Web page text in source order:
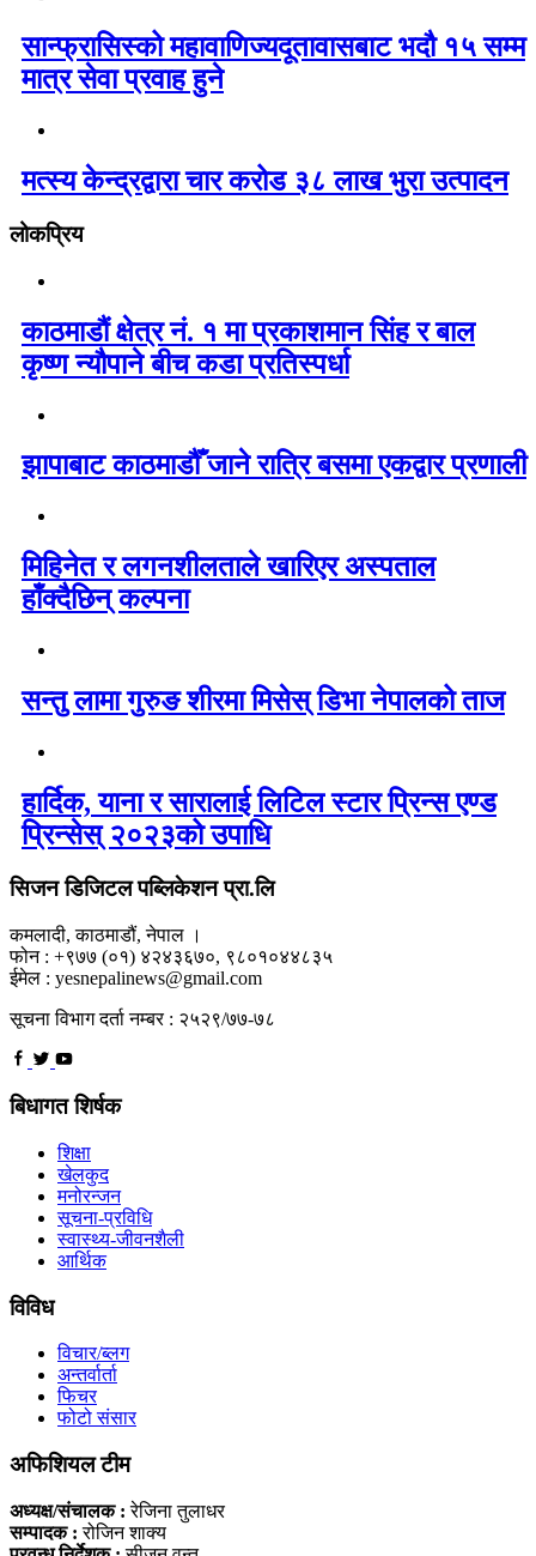
सान्फ्रासिस्को महावाणिज्यदूतावासबाट भदौ १५ सम्म
मात्र सेवा प्रवाह हुने
मत्स्य केन्द्रद्वारा चार करोड ३८ लाख भुरा उत्पादन
लोकप्रिय
काठमाडौं क्षेत्र नं. १ मा प्रकाशमान सिंह र बाल
कृष्ण न्यौपाने बीच कडा प्रतिस्पर्धा
झापाबाट काठमाडौँ जाने रात्रि बसमा एकद्वार प्रणाली
मिहिनेत र लगनशीलताले खारिएर अस्पताल
हाँक्दैछिन् कल्पना
सन्तु लामा गुरुङ शीरमा मिसेस् डिभा नेपालको ताज
हार्दिक, याना र सारालाई लिटिल स्टार प्रिन्स एण्ड
प्रिन्सेस् २०२३को उपाधि
सिजन डिजिटल पब्लिकेशन प्रा.लि
कमलादी, काठमाडौं, नेपाल ।
फोन : +९७७ (०१) ४२४३६७०, ९८०१०४४८३५
ईमेल : yesnepalinews@gmail.com
सूचना विभाग दर्ता नम्बर : २५२९/७७-७८
बिधागत शिर्षक
शिक्षा
खेलकुद
मनोरन्जन
सूचना-प्रविधि
स्वास्थ्य-जीवनशैली
आर्थिक
विविध
विचार/ब्लग
अन्तर्वार्ता
फिचर
फोटो संसार
अफिशियल टीम
अध्यक्ष/संचालक : रेजिना तुलाधर
सम्पादक : रोजिन शाक्य